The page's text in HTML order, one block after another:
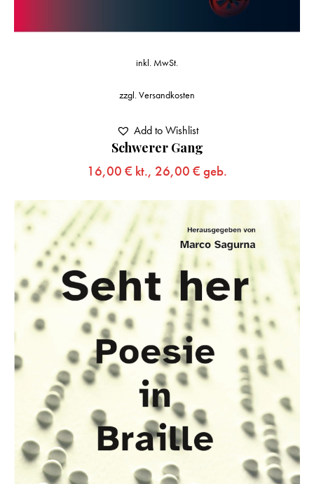
Schwerer Gang
16,00 € kt., 26,00 € geb.
inkl. MwSt.
zzgl.Versandkosten
Add to Wishlist